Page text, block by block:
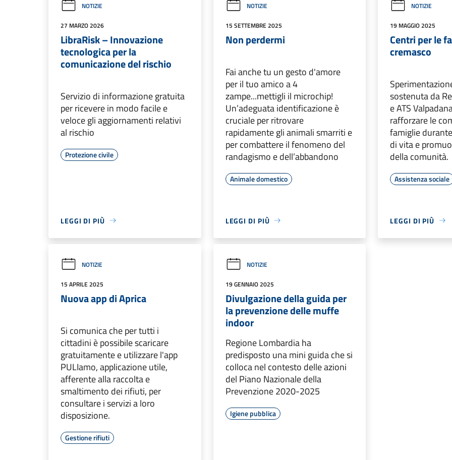
NOTIZIE
27 MARZO 2026
LibraRisk – Innovazione
tecnologica per la
comunicazione del rischio
Servizio di informazione gratuita
per ricevere in modo facile e
veloce gli aggiornamenti relativi
al rischio
Protezione civile
LEGGI DI PIÙ
NOTIZIE
15 SETTEMBRE 2025
Non perdermi
Fai anche tu un gesto d'amore
per il tuo amico a 4
zampe...mettigli il microchip!
Un’adeguata identificazione è
cruciale per ritrovare
rapidamente gli animali smarriti e
per combattere il fenomeno del
randagismo e dell’abbandono
Animale domestico
LEGGI DI PIÙ
NOTIZIE
19 MAGGIO 2025
Centri per le
cremasco
sostenuta da
e ATS
rafforzare le
famiglie
di vita e
della comunità.
Assistenza sociale
LEGGI DI PIÙ
NOTIZIE
15 APRILE 2025
Nuova app di Aprica
Si comunica che per tutti i
cittadini è possibile scaricare
gratuitamente e utilizzare l'app
PULIamo, applicazione utile,
afferente alla raccolta e
smaltimento dei rifiuti, per
consultare i servizi a loro
disposizione.
Gestione rifiuti
NOTIZIE
19 GENNAIO 2025
Divulgazione della guida per
la prevenzione delle muffe
indoor
Regione Lombardia ha
predisposto una mini guida che si
colloca nel contesto delle azioni
del Piano Nazionale della
Prevenzione 2020-2025
Igiene pubblica